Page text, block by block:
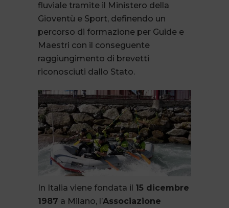
fluviale tramite il Ministero della
Gioventù e Sport, definendo un
percorso di formazione per Guide e
Maestri con il conseguente
raggiungimento di brevetti
riconosciuti dallo Stato.
In Italia viene fondata il 15 dicembre
1987 a Milano, l’Associazione